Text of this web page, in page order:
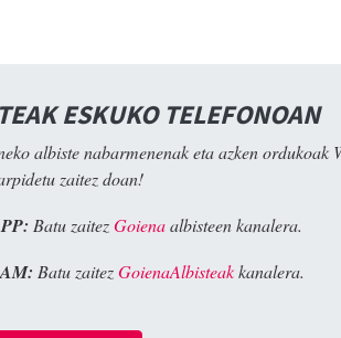
ESKUKO TELEFONOAN
albiste nabarmenenak eta azken ordukoak
zaitez doan!
Batu zaitezGoienaalbisteen kanalera.
Batu zaitezGoienaAlbisteakkanalera.